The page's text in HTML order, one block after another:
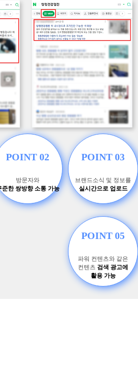
POINT 02
방문자와
준한 쌍방향 소통 가능
POINT 03
브랜드소식 및 정보를
실시간으로 업로드
POINT 05
파워 컨텐츠와 같은
컨텐츠 검색 광고에
활용 가능